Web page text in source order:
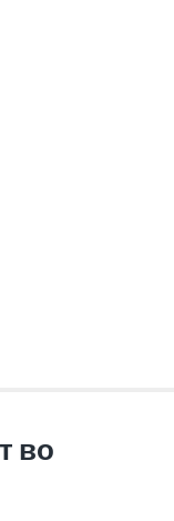
во